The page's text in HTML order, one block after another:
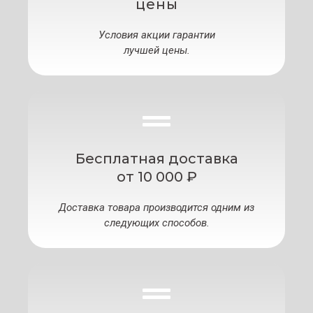
цены
Условия акции гарантии
лучшей цены.
Бесплатная доставка
от 10 000 ₽
Доставка товара производится одним из
следующих способов.